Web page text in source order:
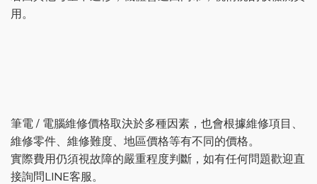
用。
筆電 / 電腦維修價格取決於多種因素，也會根據維修項目、
維修零件、維修難度、地區價格等有不同的價格。
實際費用仍須視故障的嚴重程度判斷，如有任何問題歡迎直
接詢問LINE客服。